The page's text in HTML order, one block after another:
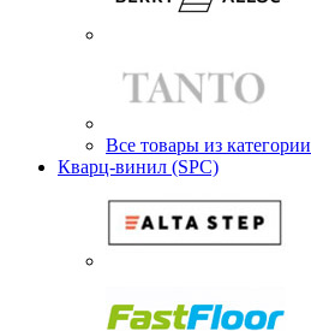
Все товары из категории
Кварц-винил (SPC)